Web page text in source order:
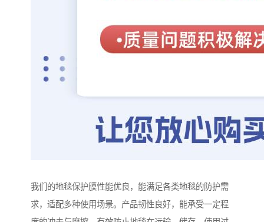
我们的地毯保护膜性能优良，能满足各类地毯的防护需
求，适配多种使用场景。产品韧性良好，能承受一定程